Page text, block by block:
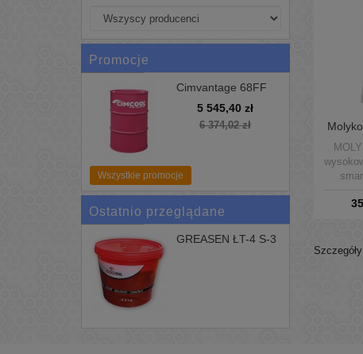
Promocje
Cimvantage 68FF
Chłodziwo Cimcool
5 545,40 zł
6 374,02 zł
Wszystkie promocje
Ostatnio przeglądane
GREASEN ŁT-4 S-3